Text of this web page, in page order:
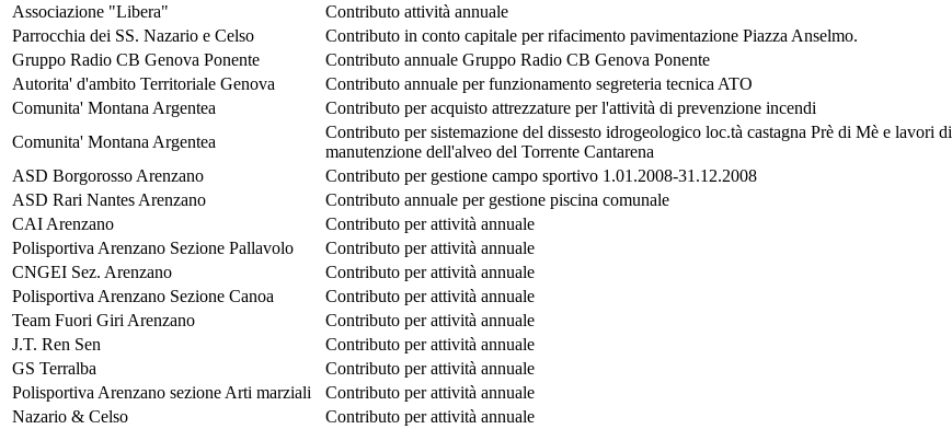
Associazione "Libera"
Contributo attività annuale
Parrocchia dei SS. Nazario e Celso
Contributo in conto capitale per rifacimento pavimentazione Piazza Anselmo.
Gruppo Radio CB Genova Ponente Contributo annuale Gruppo Radio CB Genova Ponente
Autorita' d'ambito Territoriale Genova
Contributo annuale per funzionamento segreteria tecnica ATO
Comunita' Montana Argentea
Contributo per acquisto attrezzature per l'attività di prevenzione incendi
Comunita' Montana Argentea
Contributo per sistemazione del dissesto idrogeologico loc.tà castagna Prè di Mè e lavori di
manutenzione dell'alveo del Torrente Cantarena
ASD Borgorosso Arenzano
Contributo per gestione campo sportivo 1.01.2008-31.12.2008
ASD Rari Nantes Arenzano Contributo annuale per gestione piscina comunale
CAI Arenzano
Contributo per attività annuale
Polisportiva Arenzano Sezione Pallavolo
Contributo per attività annuale
CNGEI Sez. Arenzano
Contributo per attività annuale
Polisportiva Arenzano Sezione Canoa
Contributo per attività annuale
Team Fuori Giri Arenzano
Contributo per attività annuale
J.T. Ren Sen
Contributo per attività annuale
GS Terralba
Contributo per attività annuale
Polisportiva Arenzano sezione Arti marziali
Contributo per attività annuale
Nazario & Celso
Contributo per attività annuale